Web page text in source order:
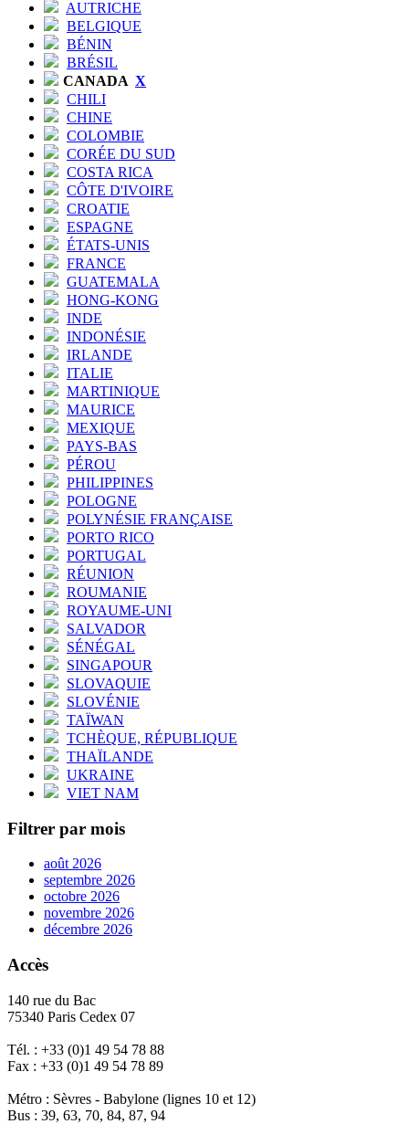
AUTRICHE
BELGIQUE
BÉNIN
BRÉSIL
CANADA X
CHILI
CHINE
COLOMBIE
CORÉE DU SUD
COSTA RICA
CÔTE D'IVOIRE
CROATIE
ESPAGNE
ÉTATS-UNIS
FRANCE
GUATEMALA
HONG-KONG
INDE
INDONÉSIE
IRLANDE
ITALIE
MARTINIQUE
MAURICE
MEXIQUE
PAYS-BAS
PÉROU
PHILIPPINES
POLOGNE
POLYNÉSIE FRANÇAISE
PORTO RICO
PORTUGAL
RÉUNION
ROUMANIE
ROYAUME-UNI
SALVADOR
SÉNÉGAL
SINGAPOUR
SLOVAQUIE
SLOVÉNIE
TAÏWAN
TCHÈQUE, RÉPUBLIQUE
THAÏLANDE
UKRAINE
VIET NAM
Filtrer par mois
août 2026
septembre 2026
octobre 2026
novembre 2026
décembre 2026
Accès
140 rue du Bac
75340 Paris Cedex 07
Tél. : +33 (0)1 49 54 78 88
Fax : +33 (0)1 49 54 78 89
Métro : Sèvres - Babylone (lignes 10 et 12)
Bus : 39, 63, 70, 84, 87, 94